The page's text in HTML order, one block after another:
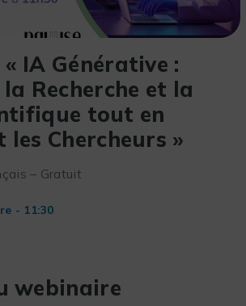
IA Générative :
Recherche et la
tout en
les Chercheurs »
– Gratuit
- 11:30
webinaire